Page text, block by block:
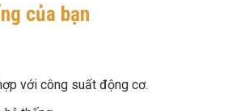
của bạn
với công suất động cơ.